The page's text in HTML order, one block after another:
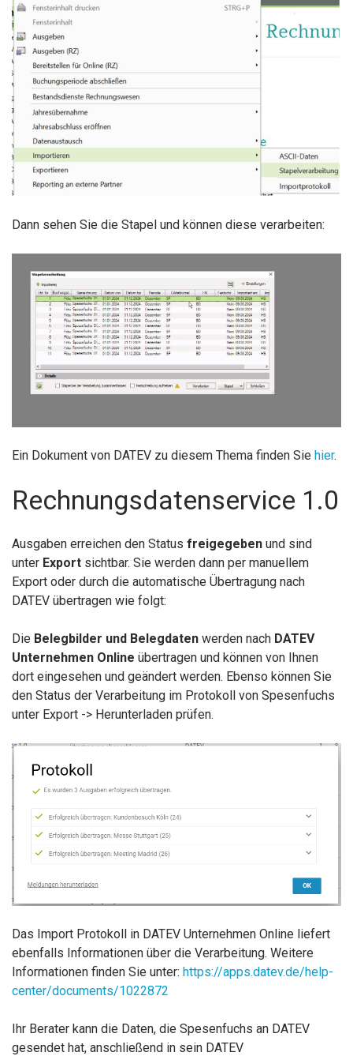
Dann sehen Sie die Stapel und können diese verarbeiten:
Ein Dokument von DATEV zu diesem Thema finden Sie hier.
Rechnungsdatenservice 1.0
Ausgaben erreichen den Status freigegeben und sind
unter Export sichtbar. Sie werden dann per manuellem
Export oder durch die automatische Übertragung nach
DATEV übertragen wie folgt:
Die Belegbilder und Belegdaten werden nach DATEV
Unternehmen Online übertragen und können von Ihnen
dort eingesehen und geändert werden. Ebenso können Sie
den Status der Verarbeitung im Protokoll von Spesenfuchs
unter Export -> Herunterladen prüfen.
Das Import Protokoll in DATEV Unternehmen Online liefert
ebenfalls Informationen über die Verarbeitung. Weitere
Informationen finden Sie unter: https://apps.datev.de/help-
center/documents/1022872
Ihr Berater kann die Daten, die Spesenfuchs an DATEV
gesendet hat, anschließend in sein DATEV